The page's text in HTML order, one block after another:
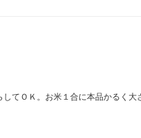
てＯＫ。お米１合に本品かるく大